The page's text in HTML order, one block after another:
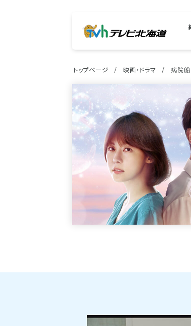
トップページ 映画・ドラマ 病院船